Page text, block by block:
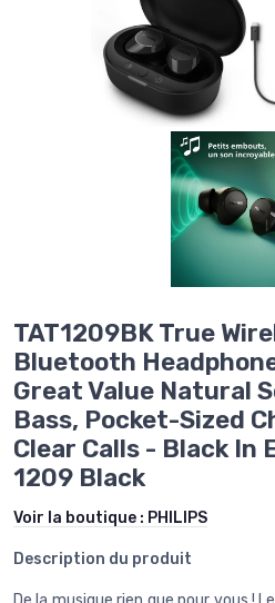
TAT1209BK True
Bluetooth
Great Value Natural
Bass, Pocket-Sized
Clear Calls - Black In
1209 Black
Voir la boutique : PHILIPS
Description du produit